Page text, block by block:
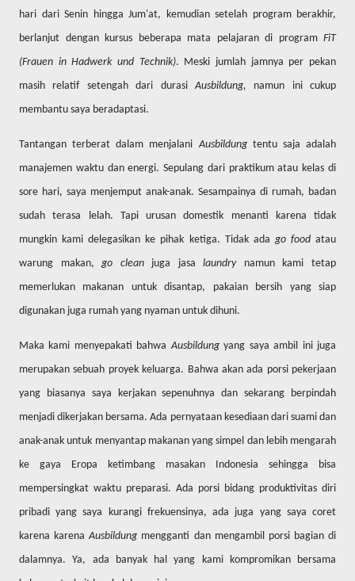
hari dari Senin hingga Jum'at, kemudian setelah program berakhir,
berlanjut dengan kursus beberapa mata pelajaran di program FiT
(Frauen in Hadwerk und Technik). Meski jumlah jamnya per pekan
masih relatif setengah dari durasiAusbildung, namun ini cukup
membantu saya beradaptasi.
Tantangan terberat dalam menjalaniAusbildung tentu saja adalah
manajemen waktu dan energi. Sepulang dari praktikum atau kelas di
sore hari, saya menjemput anak-anak. Sesampainya di rumah, badan
sudah terasa lelah. Tapi urusan domestik menanti karena tidak
mungkin kami delegasikan ke pihak ketiga. Tidak ada go foodatau
warung makan,go cleanjuga jasa laundry namun kami tetap
memerlukan makanan untuk disantap, pakaian bersih yang siap
digunakan juga rumah yang nyaman untuk dihuni.
Maka kami menyepakati bahwaAusbildungyang saya ambil ini juga
merupakan sebuah proyek keluarga. Bahwa akan ada porsi pekerjaan
yang biasanya saya kerjakan sepenuhnya dan sekarang berpindah
menjadi dikerjakan bersama. Ada pernyataan kesediaan dari suami dan
anak-anak untuk menyantap makanan yang simpel dan lebih mengarah
ke gaya Eropa ketimbang masakan Indonesia sehingga bisa
mempersingkat waktu preparasi. Ada porsi bidang produktivitas diri
pribadi yang saya kurangi frekuensinya, ada juga yang saya coret
karena karena Ausbildung mengganti dan mengambil porsi bagian di
dalamnya. Ya, ada banyak hal yang kami kompromikan bersama